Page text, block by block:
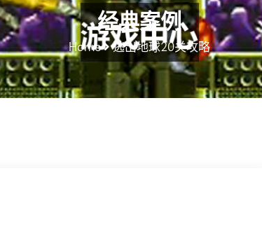
经典案例
Home 逃出地球20关攻略